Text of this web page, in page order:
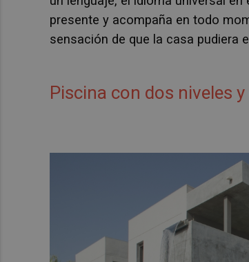
presente y acompaña en todo
sensación de que la casa pudiera
Piscina con dos niveles